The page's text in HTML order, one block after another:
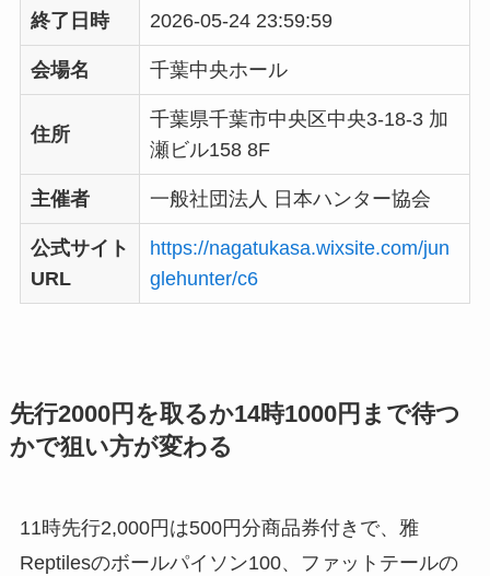
終了日時 2026-05-24 23:59:59
会場名 千葉中央ホール
住所
千葉県千葉市中央区中央3-18-3 加
瀬ビル158 8F
主催者 一般社団法人 日本ハンター協会
公式サイト
URL
https://nagatukasa.wixsite.com/jun
glehunter/c6
先行2000円を取るか14時1000円まで待つ
かで狙い方が変わる
11時先行2,000円は500円分商品券付きで、雅
Reptilesのボールパイソン100、ファットテールの